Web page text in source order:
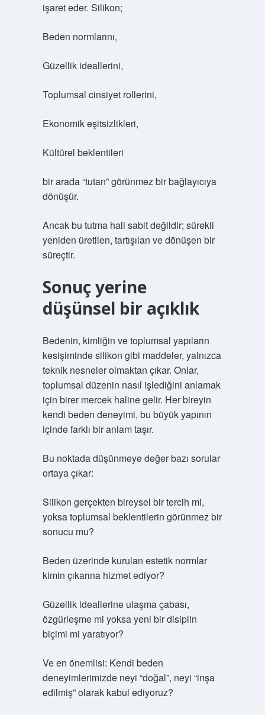
işaret eder. Silikon;
Beden normlarını,
Güzellik ideallerini,
Toplumsal cinsiyet rollerini,
Ekonomik eşitsizlikleri,
Kültürel beklentileri
bir arada “tutan” görünmez bir bağlayıcıya
dönüşür.
Ancak bu tutma hali sabit değildir; sürekli
yeniden üretilen, tartışılan ve dönüşen bir
süreçtir.
Sonuç yerine
düşünsel bir açıklık
Bedenin, kimliğin ve toplumsal yapıların
kesişiminde silikon gibi maddeler, yalnızca
teknik nesneler olmaktan çıkar. Onlar,
toplumsal düzenin nasıl işlediğini anlamak
için birer mercek haline gelir. Her bireyin
kendi beden deneyimi, bu büyük yapının
içinde farklı bir anlam taşır.
Bu noktada düşünmeye değer bazı sorular
ortaya çıkar:
Silikon gerçekten bireysel bir tercih mi,
yoksa toplumsal beklentilerin görünmez bir
sonucu mu?
Beden üzerinde kurulan estetik normlar
kimin çıkarına hizmet ediyor?
Güzellik ideallerine ulaşma çabası,
özgürleşme mi yoksa yeni bir disiplin
biçimi mi yaratıyor?
Ve en önemlisi: Kendi beden
deneyimlerimizde neyi “doğal”, neyi “inşa
edilmiş” olarak kabul ediyoruz?